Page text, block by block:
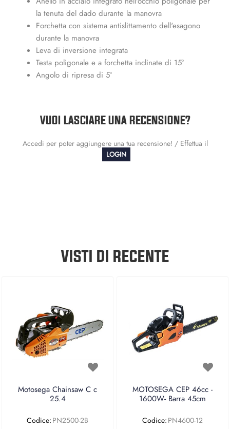
la tenuta del dado durante la manovra
Forchetta con sistema antislittamento dell'esagono
durante la manovra
Leva di inversione integrata
Testa poligonale e a forchetta inclinate di 15°
Angolo di ripresa di 5°
VUOI LASCIARE UNA RECENSIONE?
Accedi per poter aggiungere una tua recensione! / Effettua il
LOGIN
VISTI DI RECENTE
Motosega Chainsaw C c
25.4
Codice: PN2500-2B
MOTOSEGA CEP 46cc -
1600W- Barra 45cm
Codice: PN4600-12